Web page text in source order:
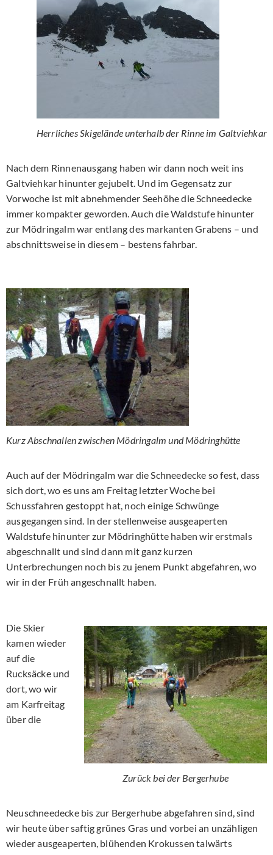
Herrliches Skigelände unterhalb der Rinne im Galtviehkar
Nach dem Rinnenausgang haben wir dann noch weit ins
Galtviehkar hinunter gejubelt. Und im Gegensatz zur
Vorwoche ist mit abnehmender Seehöhe die Schneedecke
immer kompakter geworden. Auch die Waldstufe hinunter
zur Mödringalm war entlang des markanten Grabens – und
abschnittsweise in diesem – bestens fahrbar.
Kurz Abschnallen zwischen Mödringalm und Mödringhütte
Auch auf der Mödringalm war die Schneedecke so fest, dass
sich dort, wo es uns am Freitag letzter Woche bei
Schussfahren gestoppt hat, noch einige Schwünge
ausgegangen sind. In der stellenweise ausgeaperten
Waldstufe hinunter zur Mödringhütte haben wir erstmals
abgeschnallt und sind dann mit ganz kurzen
Unterbrechungen noch bis zu jenem Punkt abgefahren, wo
wir in der Früh angeschnallt haben.
Zurück bei der Bergerhube
Die Skier
kamen wieder
auf die
Rucksäcke und
dort, wo wir
am Karfreitag
über die
Neuschneedecke bis zur Bergerhube abgefahren sind, sind
wir heute über saftig grünes Gras und vorbei an unzähligen
wieder ausgeaperten, blühenden Krokussen talwärts